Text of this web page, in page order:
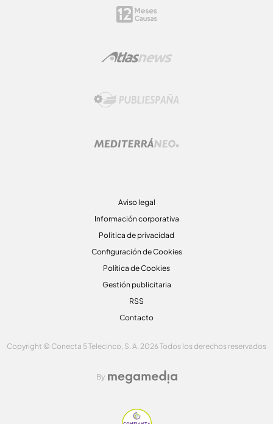
Aviso legal
Información corporativa
Politica de privacidad
Configuración de Cookies
Política de Cookies
Gestión publicitaria
RSS
Contacto
Copyright © Conecta 5 Telecinco, S. A. 2026 Todos los derechos reservados
By